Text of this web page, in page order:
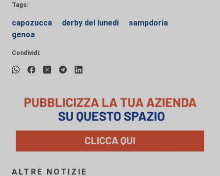
Tags:
capozucca derby del lunedi
sampdoria
genoa
Condividi:
ALTRE NOTIZIE